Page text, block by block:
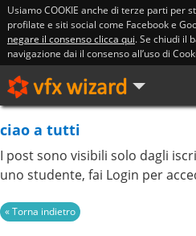
Usiamo COOKIE anche di terze parti per
profilate e siti social come Facebook e
negare il consenso clicca qui. Se chiudi il
navigazione dai il consenso all’uso di
ciao a tutti
I post sono visibili solo dagli
uno studente, fai Login per